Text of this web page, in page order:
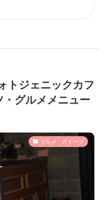
トジェニックカフ
グルメメニュー
グルメ・スイーツ